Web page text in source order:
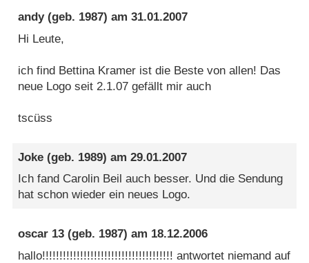
andy(geb. 1987) am31.01.2007
Hi Leute,
ich find Bettina Kramer ist die Beste von allen! Das
neue Logo seit 2.1.07 gefällt mir auch
tscüss
Joke (geb. 1989) am29.01.2007
Ich fand Carolin Beil auch besser. Und die Sendung
hat schon wieder ein neues Logo.
oscar 13 (geb. 1987) am 18.12.2006
hallo!!!!!!!!!!!!!!!!!!!!!!!!!!!!!!!!!!!!!! antwortet niemand auf